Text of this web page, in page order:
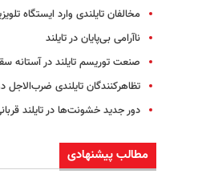
مخالفان تایلندی وارد ایستگاه
ناآرامی بی‌پایان در تایلند
صنعت توریسم تایلند در آستانه
تظاهرکنندگان تایلندی ضر‌ب‌الاجل
دور جدید خشونت‌ها در تایلند
مطالب پیشنهادی